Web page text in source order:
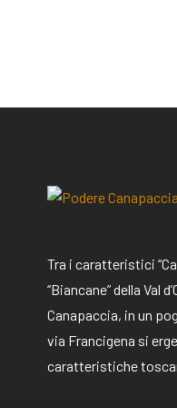
Tra i caratteristici
“Biancane” della Val
Canapaccia, in un
via Francigena si
caratteristiche